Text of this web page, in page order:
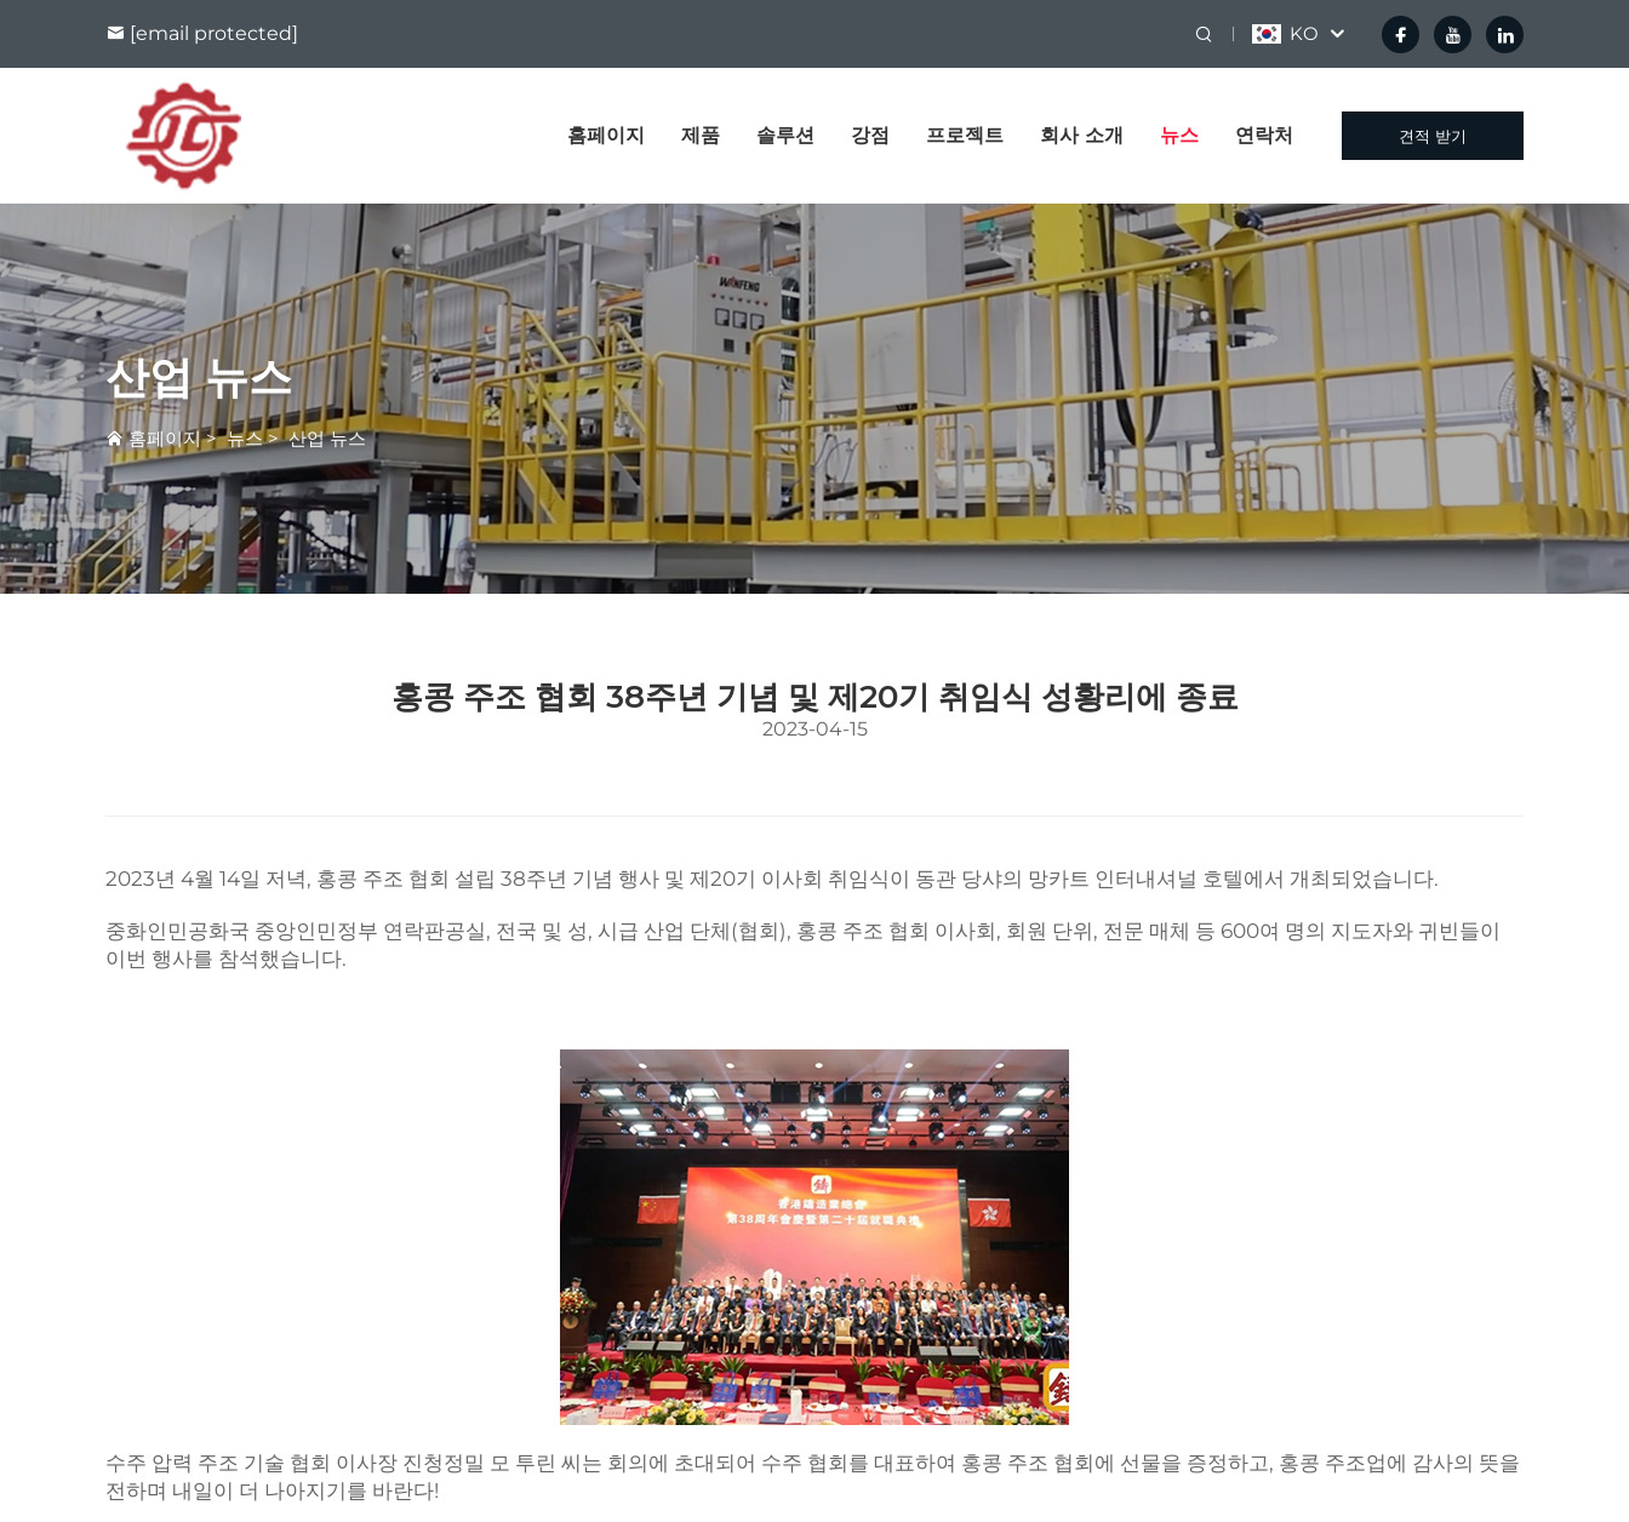
[email protected] KO
홈페이지 제품 솔루션 강점 프로젝트 회사 소개 뉴스 연락처 견적 받기
산업 뉴스
홈페이지>뉴스>산업 뉴스
홍콩 주조 협회 38주년 기념 및 제20기 취임식 성황리에 종료
2023-04-15
2023년 4월 14일 저녁, 홍콩 주조 협회 설립 38주년 기념 행사 및 제20기 이사회 취임식이 동관 당샤의 망카트 인터내셔널 호텔에서 개최되었습니다.
중화인민공화국 중앙인민정부 연락판공실, 전국 및 성, 시급 산업 단체(협회), 홍콩 주조 협회 이사회, 회원 단위, 전문 매체 등 600여 명의 지도자와 귀빈들이
이번 행사를 참석했습니다.
수주 압력 주조 기술 협회 이사장 진청정밀 모 투린 씨는 회의에 초대되어 수주 협회를 대표하여 홍콩 주조 협회에 선물을 증정하고, 홍콩 주조업에 감사의 뜻을
전하며 내일이 더 나아지기를 바란다!